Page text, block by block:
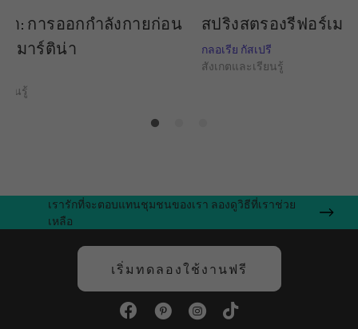
: การออกกำลังกายก่อน
งมาร์ติน่า
ยนรู้
สปริงสตรองรีฟอร์เมอ
กลอเรีย กัสเปรี
สังเกตและเรียนรู้
เรารักที่จะตอบแทนชุมชนของเรา ลองดูวิธีที่เราช่วย
เหลือ
เริ่มทดลองใช้งานฟรี